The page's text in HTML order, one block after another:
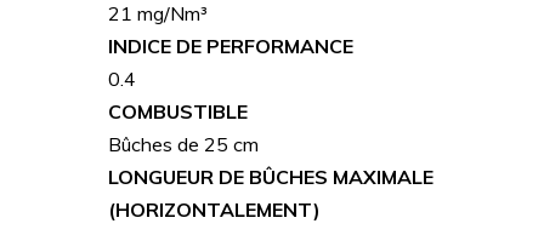
21 mg/Nm³
INDICE DE PERFORMANCE
0.4
COMBUSTIBLE
Bûches de 25 cm
LONGUEUR DE BÛCHES MAXIMALE
(HORIZONTALEMENT)